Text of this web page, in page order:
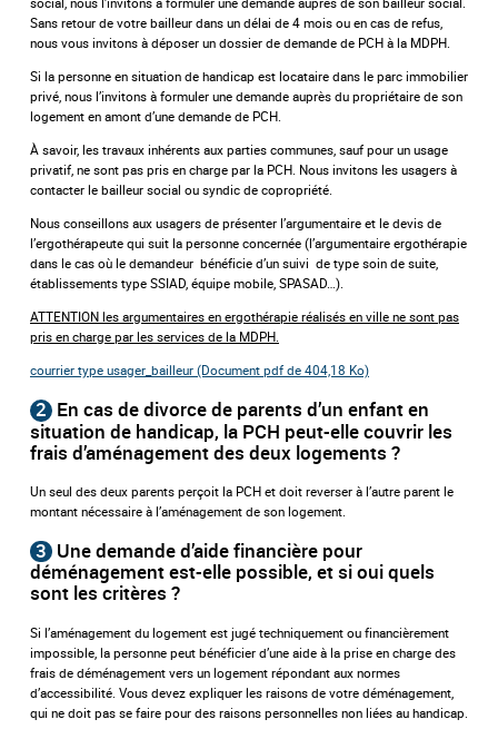
Sans retour de votre bailleur dans un délai de 4 mois ou en cas de refus,
nous vous invitons à déposer un dossier de demande de PCH à la MDPH.
Si la personne en situation de handicap est locataire dans le parc immobilier
privé, nous l’invitons à formuler une demande auprès du propriétaire de son
logement en amont d’une demande de PCH.
À savoir, les travaux inhérents aux parties communes, sauf pour un usage
privatif, ne sont pas pris en charge par la PCH. Nous invitons les usagers à
contacter le bailleur social ou syndic de copropriété.
Nous conseillons aux usagers de présenter l’argumentaire et le devis de
l’ergothérapeute qui suit la personne concernée (l’argumentaire ergothérapie
dans le cas où le demandeur bénéficie d’un suivi de type soin de suite,
établissements type SSIAD, équipe mobile, SPASAD…).
ATTENTION les argumentaires en ergothérapie réalisés en ville ne sont pas
pris en charge par les services de la MDPH.
courrier type usager_bailleur (Document pdf de 404,18 Ko)
2 En cas de divorce de parents d’un enfant en
situation de handicap, la PCH peut-elle couvrir les
frais d’aménagement des deux logements ?
Un seul des deux parents perçoit la PCH et doit reverser à l’autre parent le
montant nécessaire à l’aménagement de son logement.
3 Une demande d’aide financière pour
déménagement est-elle possible, et si oui quels
sont les critères ?
Si l’aménagement du logement est jugé techniquement ou financièrement
impossible, la personne peut bénéficier d’une aide à la prise en charge des
frais de déménagement vers un logement répondant aux normes
d’accessibilité. Vous devez expliquer les raisons de votre déménagement,
qui ne doit pas se faire pour des raisons personnelles non liées au handicap.